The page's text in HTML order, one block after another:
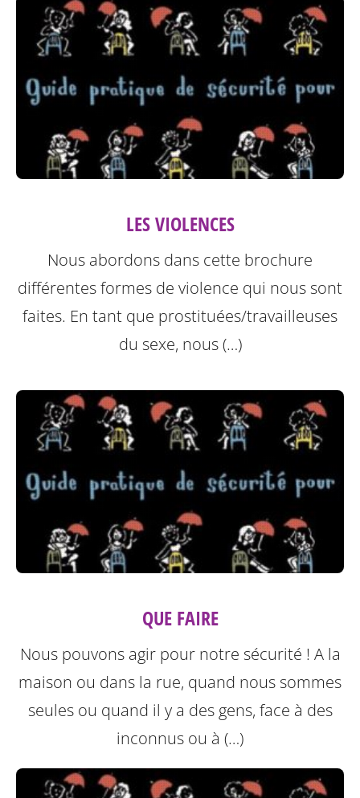
LES VIOLENCES
Nous abordons dans cette brochure
différentes formes de violence qui nous sont
faites. En tant que prostituées/travailleuses
du sexe, nous (…)
QUE FAIRE
Nous pouvons agir pour notre sécurité ! A la
maison ou dans la rue, quand nous sommes
seules ou quand il y a des gens, face à des
inconnus ou à (…)